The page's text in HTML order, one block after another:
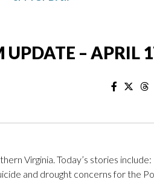
– APRIL
Virginia. Today’s stories
and drought concerns for the